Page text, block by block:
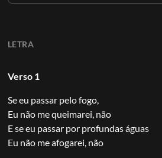
LETRA
Verso 1
Se eu passar pelo fogo,
Eu não me queimarei, não
E se eu passar por profundas águas
Eu não me afogarei, não